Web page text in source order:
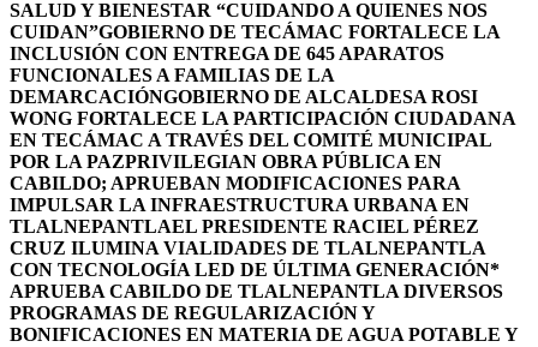
SALUD Y BIENESTAR “CUIDANDO A QUIENES NOS
CUIDAN”GOBIERNO DE TECÁMAC FORTALECE LA
INCLUSIÓN CON ENTREGA DE 645 APARATOS
FUNCIONALES A FAMILIAS DE LA
DEMARCACIÓNGOBIERNO DE ALCALDESA ROSI
WONG FORTALECE LA PARTICIPACIÓN CIUDADANA
EN TECÁMAC A TRAVÉS DEL COMITÉ MUNICIPAL
POR LA PAZPRIVILEGIAN OBRA PÚBLICA EN
CABILDO; APRUEBAN MODIFICACIONES PARA
IMPULSAR LA INFRAESTRUCTURA URBANA EN
TLALNEPANTLAEL PRESIDENTE RACIEL PÉREZ
CRUZ ILUMINA VIALIDADES DE TLALNEPANTLA
CON TECNOLOGÍA LED DE ÚLTIMA GENERACIÓN*
APRUEBA CABILDO DE TLALNEPANTLA DIVERSOS
PROGRAMAS DE REGULARIZACIÓN Y
BONIFICACIONES EN MATERIA DE AGUA POTABLE Y